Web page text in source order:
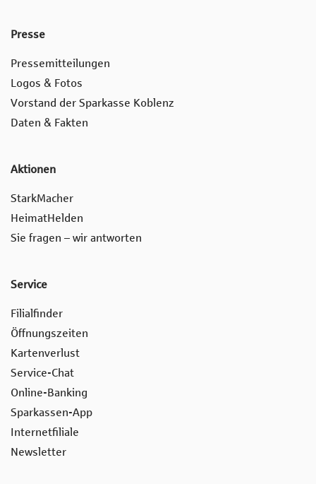
Presse
Pressemitteilungen
Logos & Fotos
Vorstand der Sparkasse Koblenz
Daten & Fakten
Aktionen
StarkMacher
HeimatHelden
Sie fragen – wir antworten
Service
Filialfinder
Öffnungszeiten
Kartenverlust
Service-Chat
Online-Banking
Sparkassen-App
Internetfiliale
Newsletter